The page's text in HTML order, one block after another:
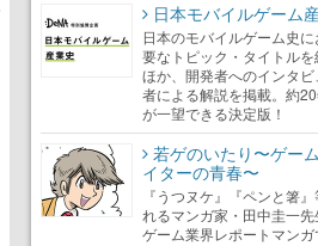
日本モバイルゲーム
日本のモバイルゲーム史
要なトピック・タイトルを
ほか、開発者へのインタビ
者による解説を掲載。約
が一望できる決定版！
若ゲのいたり〜ゲー
イターの青春〜
『うつヌケ』『ペンと箸
れるマンガ家・田中圭一先
ゲーム業界レポートマンガ